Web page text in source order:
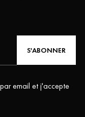
S'ABONNER
email et j'accepte